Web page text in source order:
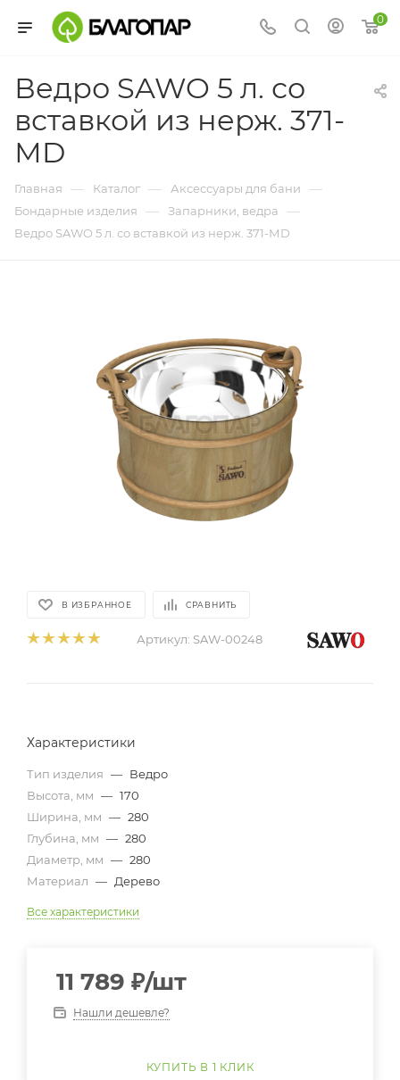
0
Ведро SAWO 5 л. со
вставкой из нерж. 371-
МD
Главная — Каталог — Аксессуары для бани —
Бондарные изделия — Запарники, ведра —
Ведро SAWO 5 л. со вставкой из нерж. 371-МD
В ИЗБРАННОЕ СРАВНИТЬ
Артикул: SAW-00248
Характеристики
Тип изделия — Ведро
Высота, мм — 170
Ширина, мм — 280
Глубина, мм — 280
Диаметр, мм — 280
Материал — Дерево
Все характеристики
11 789 ₽/шт
Нашли дешевле?
КУПИТЬ В 1 КЛИК